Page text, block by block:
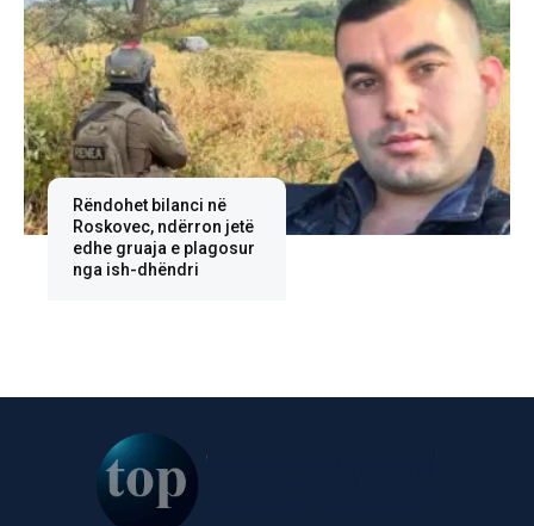
Rëndohet bilanci në
Roskovec, ndërron jetë
edhe gruaja e plagosur
nga ish-dhëndri